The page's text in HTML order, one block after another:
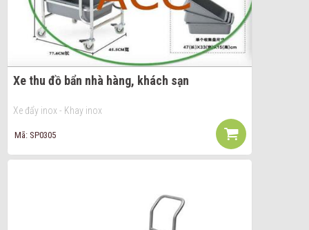
Xe thu đồ bẩn nhà hàng, khách sạn
Xe đẩy inox - Khay inox
Mã: SP0305